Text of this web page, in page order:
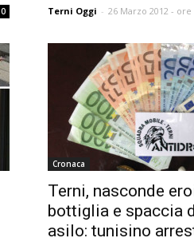
0 Terni Oggi - 26 Marzo 2012 - ore
Cronaca
Terni, nasconde
bottiglia e spaccia
asilo: tunisino